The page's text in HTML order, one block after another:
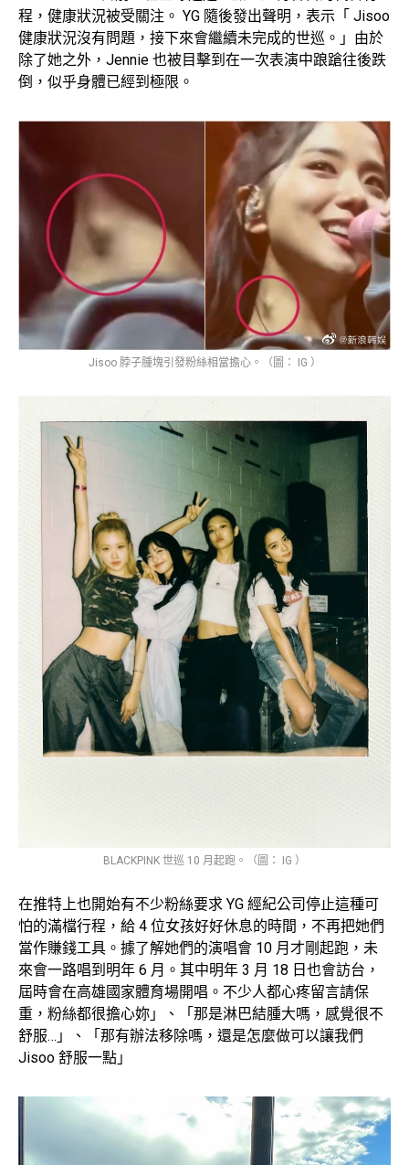
程，健康狀況被受關注。 YG 隨後發出聲明，表示「 Jisoo
健康狀況沒有問題，接下來會繼續未完成的世巡。」由於
除了她之外，Jennie 也被目擊到在一次表演中踉蹌往後跌
倒，似乎身體已經到極限。
Jisoo 脖子腫塊引發粉絲相當擔心。（圖： IG ）
BLACKPINK 世巡 10 月起跑。（圖： IG ）
在推特上也開始有不少粉絲要求 YG 經紀公司停止這種可
怕的滿檔行程，給 4 位女孩好好休息的時間，不再把她們
當作賺錢工具。據了解她們的演唱會 10 月才剛起跑，未
來會一路唱到明年 6 月。其中明年 3 月 18 日也會訪台，
屆時會在高雄國家體育場開唱。不少人都心疼留言請保
重，粉絲都很擔心妳」、「那是淋巴結腫大嗎，感覺很不
舒服…」、「那有辦法移除嗎，還是怎麼做可以讓我們
Jisoo 舒服一點」